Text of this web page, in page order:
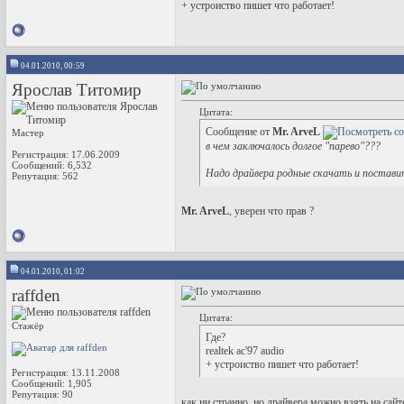
+ устроиство пишет что работает!
04.01.2010, 00:59
Ярослав Титомир
Мастер
Регистрация: 17.06.2009
Сообщений: 6,532
Репутация: 562
Цитата:
Сообщение от Mr. ArveL
в чем заключалось долгое "парево"???
Надо драйвера родные скачать и
Mr. ArveL, уверен что прав ?
04.01.2010, 01:02
raffden
Стажёр
Регистрация: 13.11.2008
Сообщений: 1,905
Репутация: 90
Цитата:
Где?
realtek ac'97 audio
+ устроиство пишет что работает!